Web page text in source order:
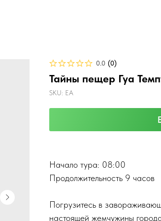
0.0 (0)
Тайны пещер Гуа
SKU: EA
Начало тура: 08:00
Продолжительность 9 часов
Погрузитесь в
настоящей жемчужины